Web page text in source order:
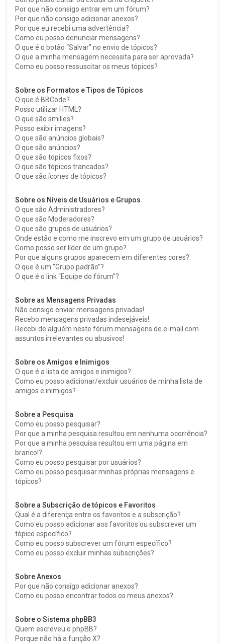
Por que não consigo entrar em um fórum?
Por que não consigo adicionar anexos?
Por que eu recebi uma advertência?
Como eu posso denunciar mensagens?
O que é o botão “Salvar” no envio de tópicos?
O que a minha mensagem necessita para ser aprovada?
Como eu posso ressuscitar os meus tópicos?
Sobre os Formatos e Tipos de Tópicos
O que é BBCode?
Posso utilizar HTML?
O que são smilies?
Posso exibir imagens?
O que são anúncios globais?
O que são anúncios?
O que são tópicos fixos?
O que são tópicos trancados?
O que são ícones de tópicos?
Sobre os Níveis de Usuários e Grupos
O que são Administradores?
O que são Moderadores?
O que são grupos de usuários?
Onde estão e como me inscrevo em um grupo de usuários?
Como posso ser líder de um grupo?
Por que alguns grupos aparecem em diferentes cores?
O que é um “Grupo padrão”?
O que é o link “Equipe do fórum”?
Sobre as Mensagens Privadas
Não consigo enviar mensagens privadas!
Recebo mensagens privadas indesejáveis!
Recebi de alguém neste fórum mensagens de e-mail com
assuntos irrelevantes ou abusivos!
Sobre os Amigos e Inimigos
O que é a lista de amigos e inimigos?
Como eu posso adicionar/excluir usuários de minha lista de
amigos e inimigos?
Sobre a Pesquisa
Como eu posso pesquisar?
Por que a minha pesquisa resultou em nenhuma ocorrência?
Por que a minha pesquisa resultou em uma página em
branco!?
Como eu posso pesquisar por usuários?
Como eu posso pesquisar minhas próprias mensagens e
tópicos?
Sobre a Subscrição de tópicos e Favoritos
Qual é a diferença entre os favoritos e a subscrição?
Como eu posso adicionar aos favoritos ou subscrever um
tópico específico?
Como eu posso subscrever um fórum específico?
Como eu posso excluir minhas subscrições?
Sobre Anexos
Por que não consigo adicionar anexos?
Como eu posso encontrar todos os meus anexos?
Sobre o Sistema phpBB3
Quem escreveu o phpBB?
Porque não há a função X?